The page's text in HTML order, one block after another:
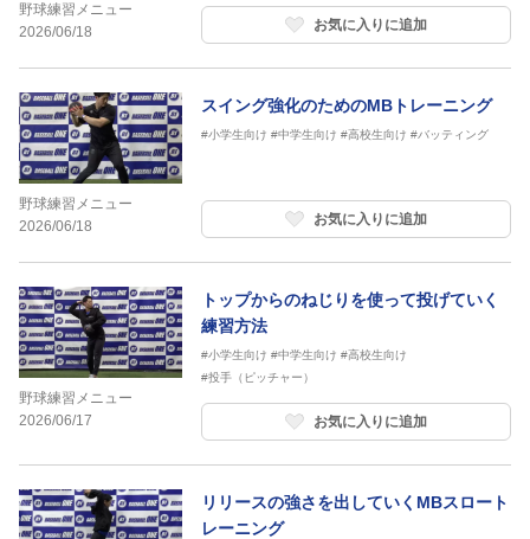
野球練習メニュー
2026/06/18
お気に入りに追加
野球練習メニュー
2026/06/18
スイング強化のためのMBトレーニング
#小学生向け #中学生向け #高校生向け #バッティング
お気に入りに追加
野球練習メニュー
2026/06/17
トップからのねじりを使って投げていく
練習方法
#小学生向け #中学生向け #高校生向け
#投手（ピッチャー）
お気に入りに追加
リリースの強さを出していくMBスロート
レーニング